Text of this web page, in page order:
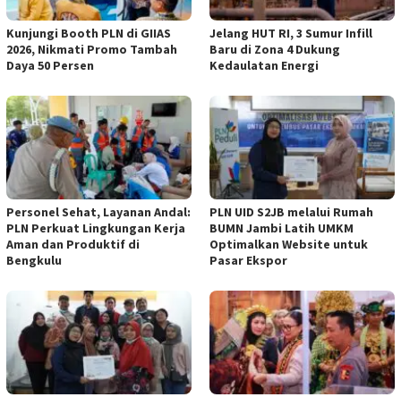
Kunjungi Booth PLN di GIIAS
2026, Nikmati Promo Tambah
Daya 50 Persen
Jelang HUT RI, 3 Sumur Infill
Baru di Zona 4 Dukung
Kedaulatan Energi
Personel Sehat, Layanan Andal:
PLN Perkuat Lingkungan Kerja
Aman dan Produktif di
Bengkulu
PLN UID S2JB melalui Rumah
BUMN Jambi Latih UMKM
Optimalkan Website untuk
Pasar Ekspor